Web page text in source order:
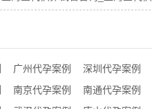
广州代孕案例 深圳代孕案例
南京代孕案例 南通代孕案例